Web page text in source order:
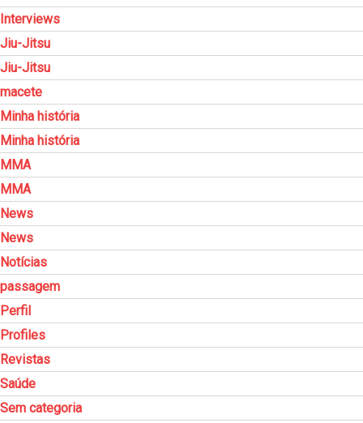
Interviews
Jiu-Jitsu
Jiu-Jitsu
macete
Minha história
Minha história
MMA
MMA
News
News
Notícias
passagem
Perfil
Profiles
Revistas
Saúde
Sem categoria